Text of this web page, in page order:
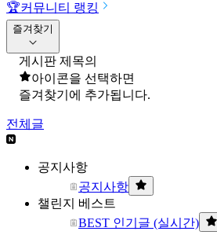
🏆커뮤니티 랭킹
즐겨찾기
게시판 제목의
아이콘을 선택하면
즐겨찾기에 추가됩니다.
전체글
공지사항
공지사항
챌린지 베스트
BEST 인기글 (실시간)